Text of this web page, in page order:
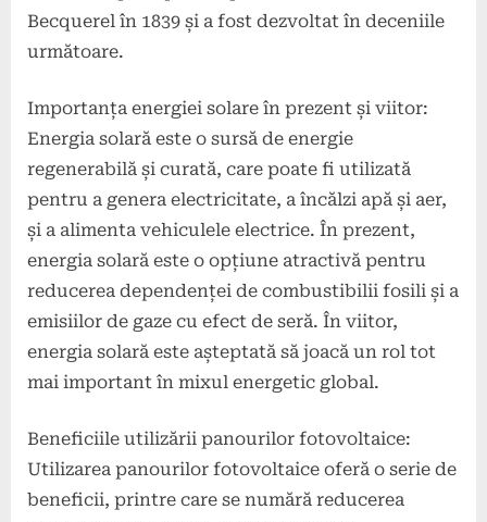
Becquerel în 1839 și a fost dezvoltat în deceniile
următoare.
Importanța energiei solare în prezent și viitor:
Energia solară este o sursă de energie
regenerabilă și curată, care poate fi utilizată
pentru a genera electricitate, a încălzi apă și aer,
și a alimenta vehiculele electrice. În prezent,
energia solară este o opțiune atractivă pentru
reducerea dependenței de combustibilii fosili și a
emisiilor de gaze cu efect de seră. În viitor,
energia solară este așteptată să joacă un rol tot
mai important în mixul energetic global.
Beneficiile utilizării panourilor fotovoltaice:
Utilizarea panourilor fotovoltaice oferă o serie de
beneficii, printre care se numără reducerea